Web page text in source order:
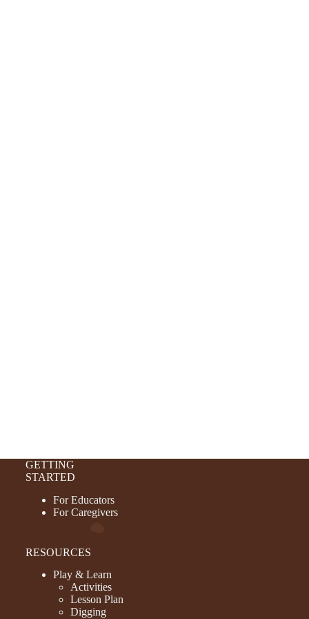
GETTING
STARTED
For Educators
For Caregivers
RESOURCES
Play & Learn
Activities
Lesson Plan
Digging